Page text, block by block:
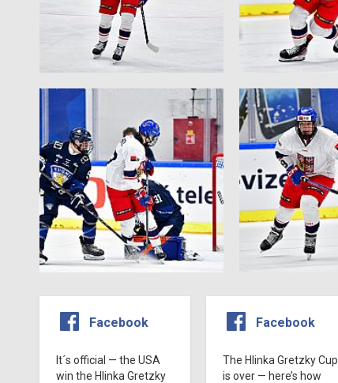
Facebook
It´s official — the USA
win the Hlinka Gretzky
Facebook
The Hlinka Gretzky Cup
is over — here’s how